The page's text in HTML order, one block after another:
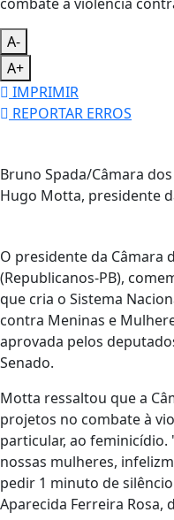
A-
A+
IMPRIMIR
REPORTAR ERROS
Bruno Spada/Câmara
Hugo Motta, presidente
O presidente da Câmara
(Republicanos-PB),
que cria o Sistema
contra Meninas e
aprovada pelos
Senado.
Motta ressaltou que a
projetos no combate à
particular, ao
nossas mulheres,
pedir 1 minuto de
Aparecida Ferreira Rosa,